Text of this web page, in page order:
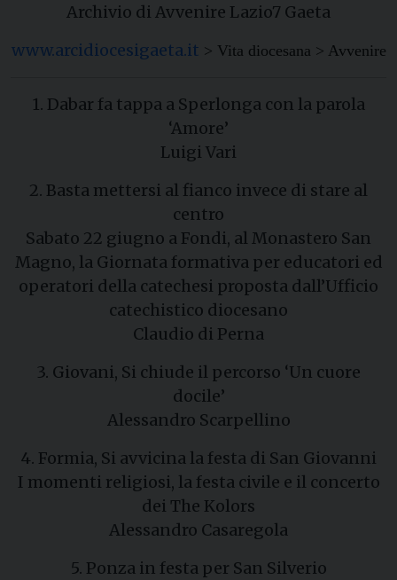
Archivio di Avvenire Lazio7 Gaeta
www.arcidiocesigaeta.it > Vita diocesana > Avvenire
1. Dabar fa tappa a Sperlonga con la parola
‘Amore’
Luigi Vari
2. Basta mettersi al fianco invece di stare al
centro
Sabato 22 giugno a Fondi, al Monastero San
Magno, la Giornata formativa per educatori ed
operatori della catechesi proposta dall’Ufficio
catechistico diocesano
Claudio di Perna
3. Giovani, Si chiude il percorso ‘Un cuore
docile’
Alessandro Scarpellino
4. Formia, Si avvicina la festa di San Giovanni
I momenti religiosi, la festa civile e il concerto
dei The Kolors
Alessandro Casaregola
5. Ponza in festa per San Silverio